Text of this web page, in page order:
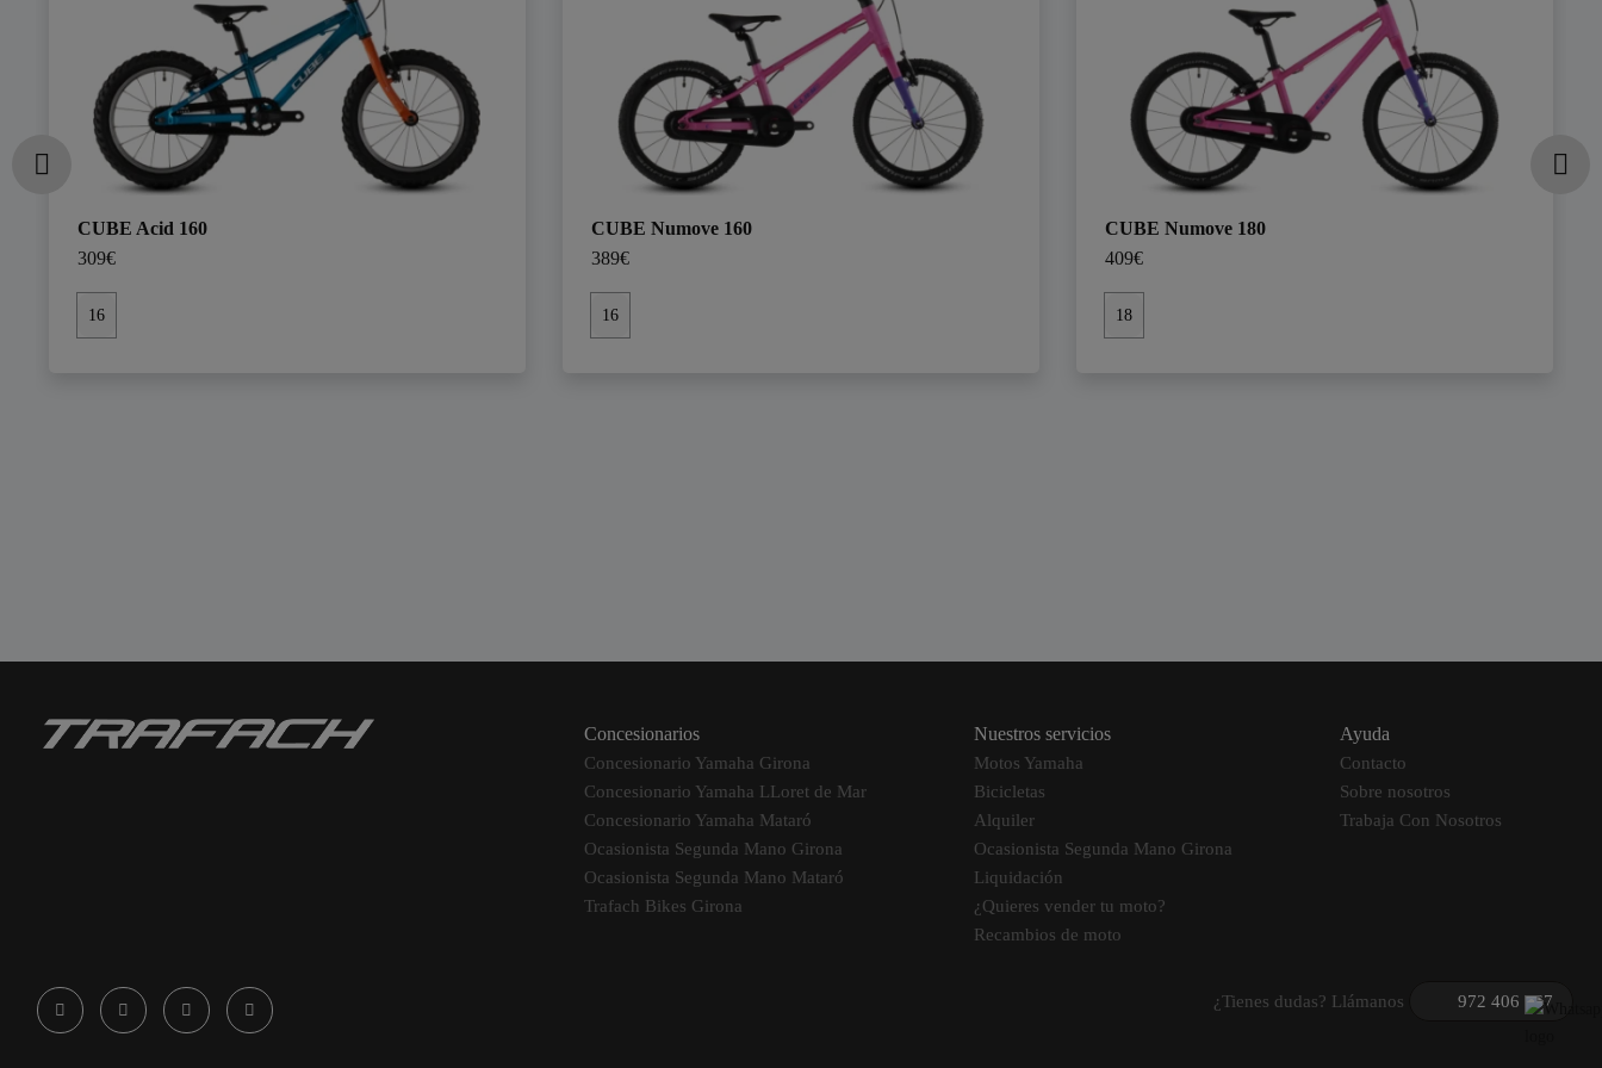
CUBE Acid 160
309€
16
CUBE Numove 160
389€
16
CUBE Numove 180
409€
18
Concesionarios
Concesionario Yamaha Girona
Concesionario Yamaha LLoret de Mar
Concesionario Yamaha Mataró
Ocasionista Segunda Mano Girona
Ocasionista Segunda Mano Mataró
Trafach Bikes Girona
Nuestros servicios
Motos Yamaha
Bicicletas
Alquiler
Ocasionista Segunda Mano Girona
Liquidación
¿Quieres vender tu moto?
Recambios de moto
Ayuda
Contacto
Sobre nosotros
Trabaja Con Nosotros
¿Tienes dudas? Llámanos 972 406 067